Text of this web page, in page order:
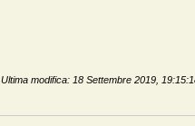
Ultima modifica: 18 Settembre 2019,